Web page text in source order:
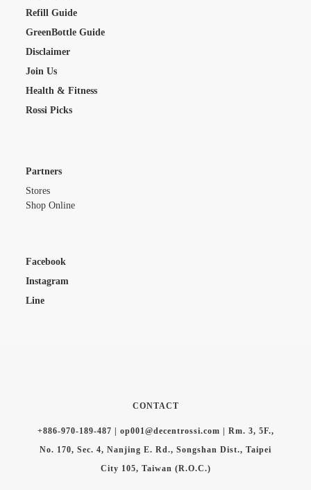
Refill Guide
GreenBottle Guide
Disclaimer
Join Us
Health & Fitness
Rossi Picks
Partners
Stores
Shop Online
Facebook
Instagram
Line
CONTACT
+886-970-189-487 | op001@decentrossi.com | Rm. 3, 5F.,
No. 170, Sec. 4, Nanjing E. Rd., Songshan Dist., Taipei
City 105, Taiwan (R.O.C.)